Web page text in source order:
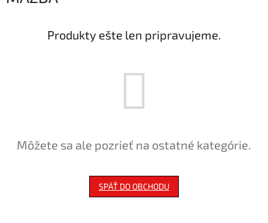
Produkty ešte len pripravujeme.
Môžete sa ale pozrieť na ostatné kategórie.
SPÄŤ DO OBCHODU